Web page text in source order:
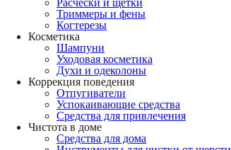
Расчески и щетки
Триммеры и фены
Когтерезы
Косметика
Шампуни
Уходовая косметика
Духи и одеколоны
Коррекция поведения
Отпугиватели
Успокаивающие средства
Средства для привлечения
Чистота в доме
Средства для дома